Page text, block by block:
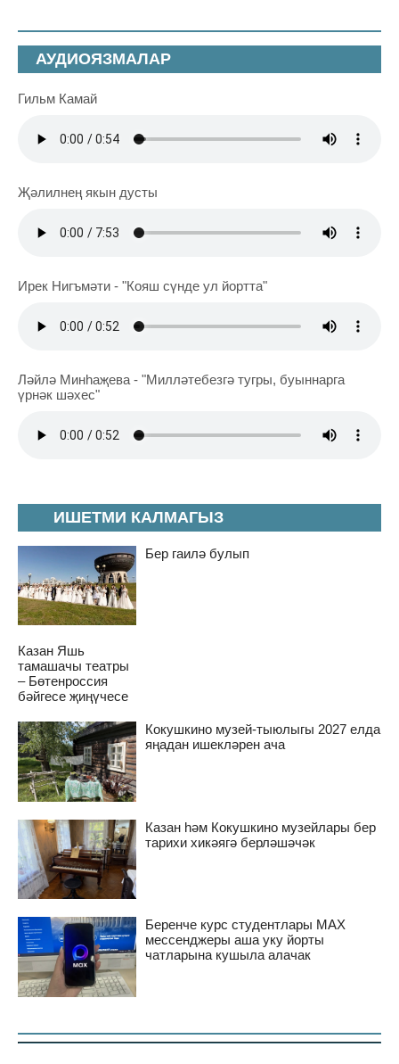
ИШЕТМИ КАЛМАГЫЗ
Бер гаилә булып
Казан Яшь
тамашачы театры
– Бөтенроссия
бәйгесе җиңүчесе
Кокушкино музей-тыюлыгы 2027 елда
яңадан ишекләрен ача
Казан һәм Кокушкино музейлары бер
тарихи хикәягә берләшәчәк
Беренче курс студентлары MAX
мессенджеры аша уку йорты
чатларына кушыла алачак
АУДИОЯЗМАЛАР
Гильм Камай
Җәлилнең якын дусты
Ирек Нигъмәти - "Кояш сүнде ул йортта"
Ләйлә Минһаҗева - "Милләтебезгә тугры, буыннарга
үрнәк шәхес"